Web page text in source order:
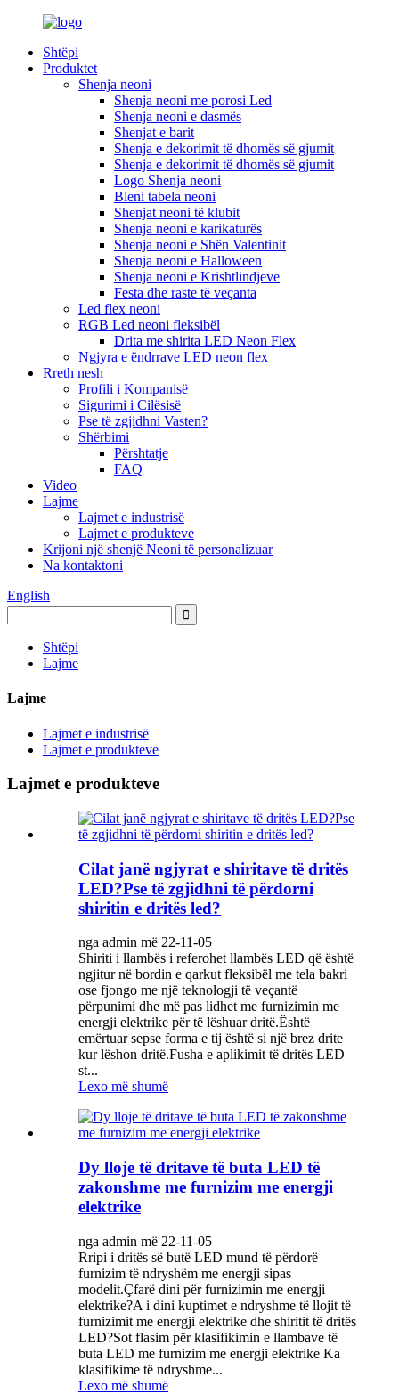
Shtëpi
Produktet
Shenja neoni
Shenja neoni me porosi Led
Shenja neoni e dasmës
Shenjat e barit
Shenja e dekorimit të dhomës së gjumit
Shenja e dekorimit të dhomës së gjumit
Logo Shenja neoni
Bleni tabela neoni
Shenjat neoni të klubit
Shenja neoni e karikaturës
Shenja neoni e Shën Valentinit
Shenja neoni e Halloween
Shenja neoni e Krishtlindjeve
Festa dhe raste të veçanta
Led flex neoni
RGB Led neoni fleksibël
Drita me shirita LED Neon Flex
Ngjyra e ëndrrave LED neon flex
Rreth nesh
Profili i Kompanisë
Sigurimi i Cilësisë
Pse të zgjidhni Vasten?
Shërbimi
Përshtatje
FAQ
Video
Lajme
Lajmet e industrisë
Lajmet e produkteve
Krijoni një shenjë Neoni të personalizuar
Na kontaktoni
English
Shtëpi
Lajme
Lajme
Lajmet e industrisë
Lajmet e produkteve
Lajmet e produkteve
Cilat janë ngjyrat e shiritave të dritës
LED?Pse të zgjidhni të përdorni
shiritin e dritës led?
nga admin më 22-11-05
Shiriti i llambës i referohet llambës LED që është
ngjitur në bordin e qarkut fleksibël me tela bakri
ose fjongo me një teknologji të veçantë
përpunimi dhe më pas lidhet me furnizimin me
energji elektrike për të lëshuar dritë.Është
emërtuar sepse forma e tij është si një brez drite
kur lëshon dritë.Fusha e aplikimit të dritës LED
st...
Lexo më shumë
Dy lloje të dritave të buta LED të
zakonshme me furnizim me energji
elektrike
nga admin më 22-11-05
Rripi i dritës së butë LED mund të përdorë
furnizim të ndryshëm me energji sipas
modelit.Çfarë dini për furnizimin me energji
elektrike?A i dini kuptimet e ndryshme të llojit të
furnizimit me energji elektrike dhe shiritit të dritës
LED?Sot flasim për klasifikimin e llambave të
buta LED me furnizim me energji elektrike Ka
klasifikime të ndryshme...
Lexo më shumë